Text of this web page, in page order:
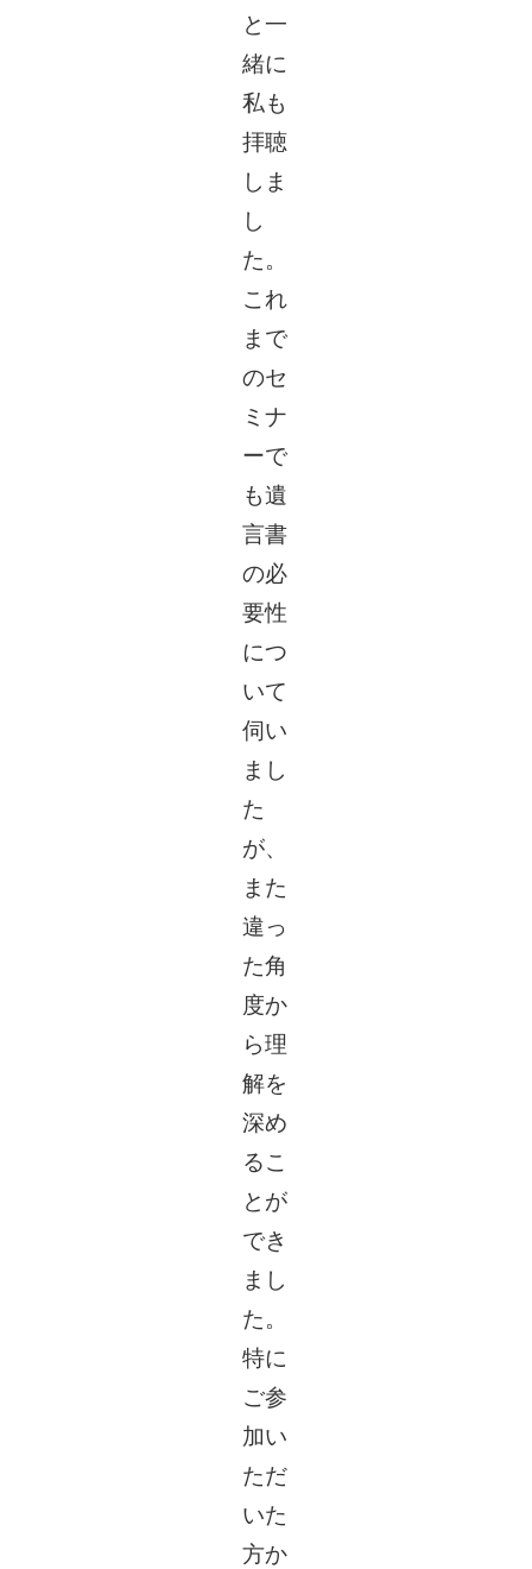
と一
緒に
私も
拝聴
しま
し
た。
これ
まで
のセ
ミナ
ーで
も遺
言書
の必
要性
につ
いて
伺い
まし
た
が、
また
違っ
た角
度か
ら理
解を
深め
るこ
とが
でき
まし
た。
特に
ご参
加い
ただ
いた
方か